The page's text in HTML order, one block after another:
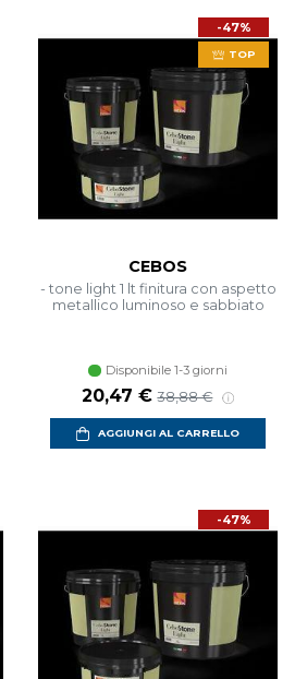
-47%
TOP
CEBOS
- tone light 1 lt finitura con aspetto
metallico luminoso e sabbiato
Disponibile 1-3 giorni
Prezzo scontato
20,47 € Prezzo di listino
38,88 €
AGGIUNGI AL CARRELLO
-47%